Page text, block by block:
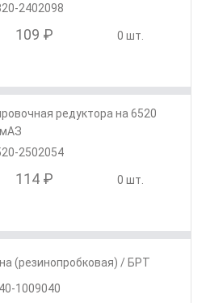
2402098
109 ₽ 0 шт.
редуктора на 6520
2502054
114 ₽ 0 шт.
(резинопробковая) / БРТ
1009040